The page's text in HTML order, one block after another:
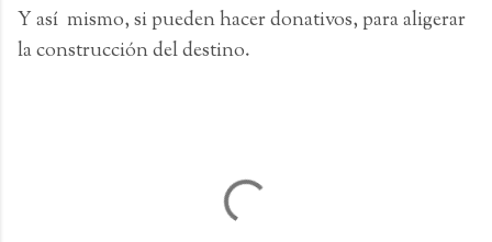
Y así mismo, si pueden hacer donativos, para aligerar
la construcción del destino.